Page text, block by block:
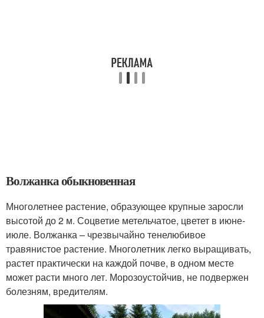
Волжанка обыкновенная
Многолетнее растение, образующее крупные заросли
высотой до 2 м. Соцветие метельчатое, цветет в июне-
июле. Волжанка – чрезвычайно тенелюбивое
травянистое растение. Многолетник легко выращивать,
растет практически на каждой почве, в одном месте
может расти много лет. Морозоустойчив, не подвержен
болезням, вредителям.